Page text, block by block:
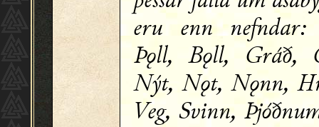
eru enn
Þǫll, Bǫll, Gráð,
Nýt, Nǫt, Nǫnn,
Veg, Svinn,